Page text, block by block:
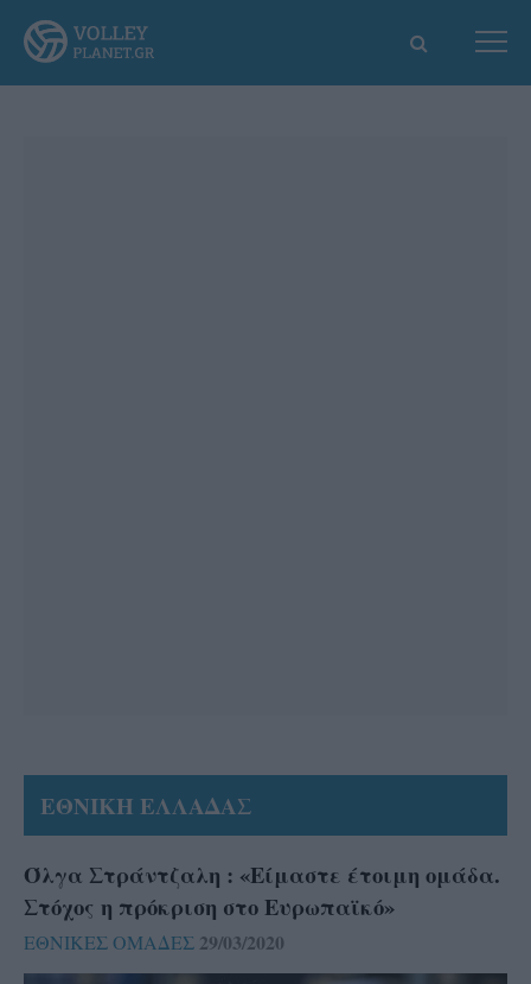
ΕΘΝΙΚΗ ΕΛΛΑΔΑΣ
Όλγα Στράντζαλη : «Είμαστε έτοιμη ομάδα.
Στόχος η πρόκριση στο Ευρωπαϊκό»
ΕΘΝΙΚΕΣ ΟΜΑΔΕΣ 29/03/2020